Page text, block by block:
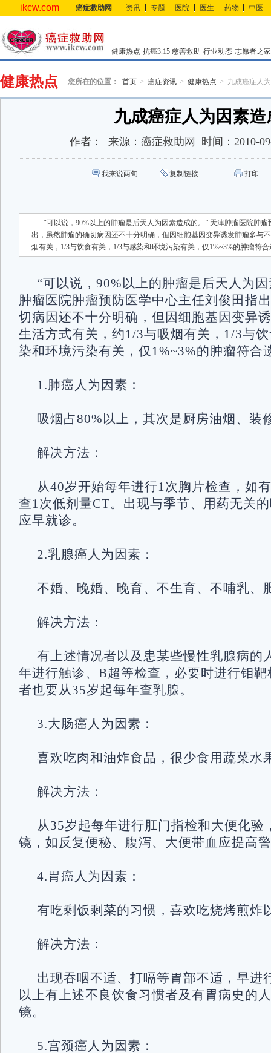
ikcw.com 癌症救助网 资讯 专题 医院 医生 药物 中医
健康热点 抗癌3.15 慈善救助 行业动态 志愿者之家
健康热点 您所在的位置： 首页 癌症资讯 健康热点 九成癌症人
九成癌症人为因素造
作者： 来源： 癌症救助网 时间： 2010-
我来说两句 复制链接 打印
“可以说，90%以上的肿瘤是后天人为因素造成的。” 天津肿瘤医院肿
出，虽然肿瘤的确切病因还不十分明确，但因细胞基因变异诱发肿瘤多与
烟有关，1/3与饮食有关，1/3与感染和环境污染有关，仅1%~3%的肿瘤符
“可以说，90%以上的肿瘤是后天人为
肿瘤医院肿瘤预防医学中心主任刘俊田指
切病因还不十分明确，但因细胞基因变异
生活方式有关，约1/3与吸烟有关，1/3与
染和环境污染有关，仅1%~3%的肿瘤符合
1.肺癌人为因素：
吸烟占80%以上，其次是厨房油烟、装
解决方法：
从40岁开始每年进行1次胸片检查，如
查1次低剂量CT。出现与季节、用药无关
应早就诊。
2.乳腺癌人为因素：
不婚、晚婚、晚育、不生育、不哺乳、
解决方法：
有上述情况者以及患某些慢性乳腺病的
年进行触诊、B超等检查，必要时进行钼
者也要从35岁起每年查乳腺。
3.大肠癌人为因素：
喜欢吃肉和油炸食品，很少食用蔬菜水
解决方法：
从35岁起每年进行肛门指检和大便化验
镜，如反复便秘、腹泻、大便带血应提高
4.胃癌人为因素：
有吃剩饭剩菜的习惯，喜欢吃烧烤煎炸
解决方法：
出现吞咽不适、打嗝等胃部不适，早进
以上有上述不良饮食习惯者及有胃病史的
镜。
5.宫颈癌人为因素：